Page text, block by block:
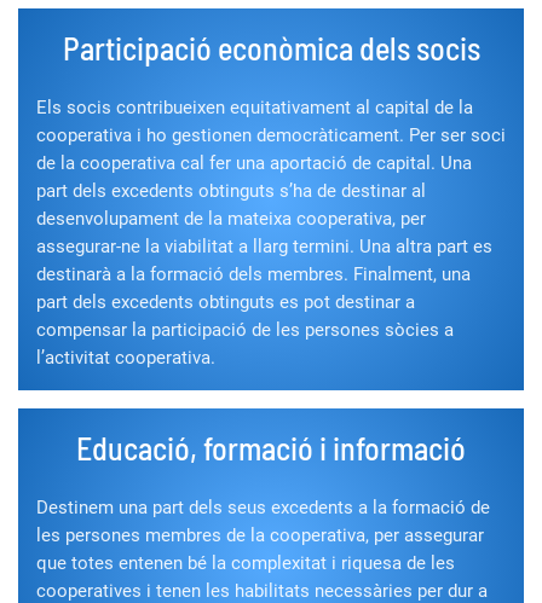
Participació econòmica dels socis
Els socis contribueixen equitativament al capital de la
cooperativa i ho gestionen democràticament. Per ser soci
de la cooperativa cal fer una aportació de capital. Una
part dels excedents obtinguts s’ha de destinar al
desenvolupament de la mateixa cooperativa, per
assegurar-ne la viabilitat a llarg termini. Una altra part es
destinarà a la formació dels membres. Finalment, una
part dels excedents obtinguts es pot destinar a
compensar la participació de les persones sòcies a
l’activitat cooperativa.
Educació, formació i informació
Destinem una part dels seus excedents a la formació de
les persones membres de la cooperativa, per assegurar
que totes entenen bé la complexitat i riquesa de les
cooperatives i tenen les habilitats necessàries per dur a